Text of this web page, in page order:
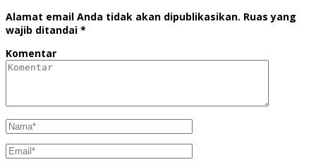
Alamat email Anda tidak akan dipublikasikan. Ruas yang
wajib ditandai *
Komentar